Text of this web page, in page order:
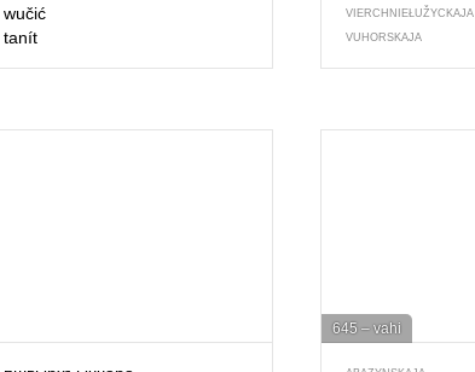
wučić
tanít
VIERCHNIE­ŁUŽYCKAJA
VUHORSKAJA
645 – vahi